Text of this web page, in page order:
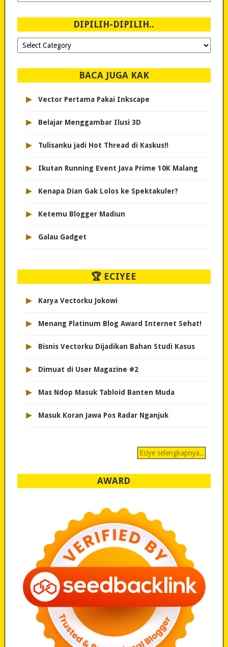
DIPILIH-DIPILIH..
Dipilih-
dipilih..
BACA JUGA KAK
▸ Vector Pertama Pakai Inkscape
▸ Belajar Menggambar Ilusi 3D
▸ Tulisanku jadi Hot Thread di Kaskus!!
▸ Ikutan Running Event Java Prime 10K Malang
▸ Kenapa Dian Gak Lolos ke Spektakuler?
▸ Ketemu Blogger Madiun
▸ Galau Gadget
🏆 ECIYEE
▸ Karya Vectorku Jokowi
▸ Menang Platinum Blog Award Internet Sehat!
▸ Bisnis Vectorku Dijadikan Bahan Studi Kasus
▸ Dimuat di User Magazine #2
▸ Mas Ndop Masuk Tabloid Banten Muda
▸ Masuk Koran Jawa Pos Radar Nganjuk
Eciye selengkapnya..
AWARD